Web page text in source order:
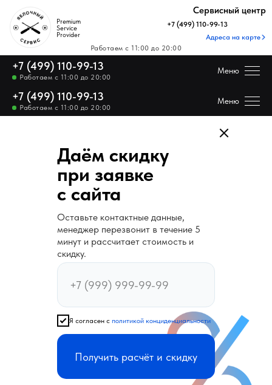
+7 (499) 110-99-13
Работаем с 11:00 до 20:00
Сервисный центр
Адреса на карте
Premium
Service
Provider
Цены на ремонт
Купить технику Apple
+7 (499) 110-99-13
Работаем с 11:00 до 20:00
Меню
+7 (499) 110-99-13
Работаем с 11:00 до 20:00
Меню
Даём скидку
при заявке
с сайта
Оставьте контактные данные,
менеджер перезвонит в течение 5
минут и рассчитает стоимость и
скидку.
Я согласен с политикой конциденциальности
Получить расчёт и скидку